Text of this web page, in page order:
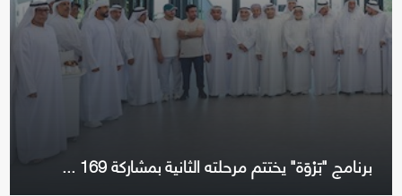
برنامج "بَرْوَة" يختتم مرحلته الثانية بمشاركة 169 ...